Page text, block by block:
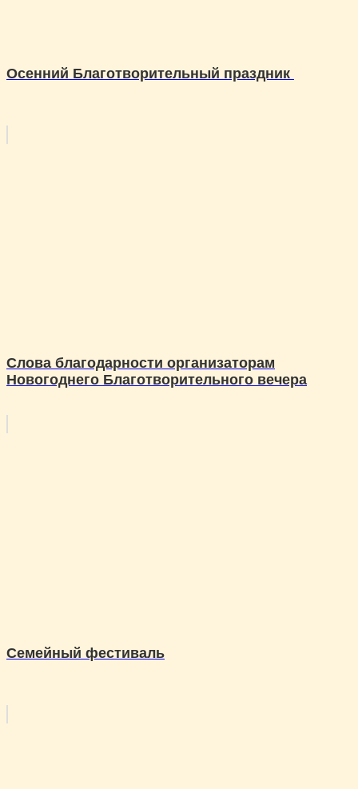
Осенний Благотворительный праздник
Слова благодарности организаторам
Новогоднего Благотворительного вечера
Семейный фестиваль